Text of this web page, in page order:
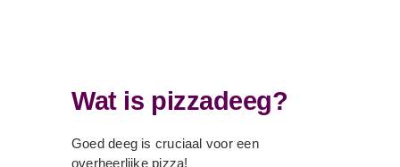
Wat is pizzadeeg?
Goed deeg is cruciaal voor een
overheerlijke pizza!